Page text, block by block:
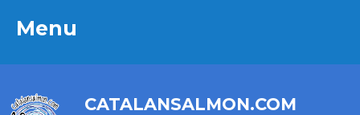
Menu
CATALANSALMON.COM
Menu